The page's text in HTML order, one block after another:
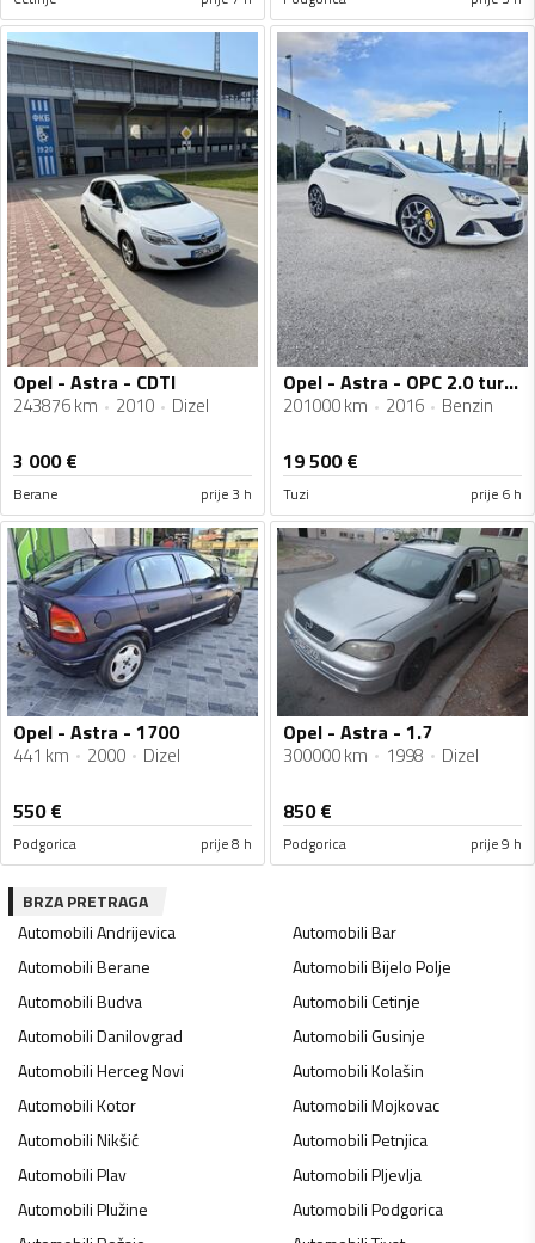
Opel - Astra - CDTI
243876 km 2010 Dizel
3 000€
Berane prije 3 h
Opel - Astra - OPC 2.0 turbo benzin 280ks
201000 km 2016 Benzin
19 500€
Tuzi prije 6 h
Opel - Astra - 1700
441 km 2000 Dizel
550€
Podgorica prije 8 h
Opel - Astra - 1.7
300000 km 1998 Dizel
850€
Podgorica prije 9 h
BRZA PRETRAGA
AutomobiliAndrijevica AutomobiliBar
AutomobiliBerane AutomobiliBijelo Polje
AutomobiliBudva AutomobiliCetinje
AutomobiliDanilovgrad AutomobiliGusinje
AutomobiliHerceg Novi AutomobiliKolašin
AutomobiliKotor AutomobiliMojkovac
AutomobiliNikšić AutomobiliPetnjica
AutomobiliPlav AutomobiliPljevlja
AutomobiliPlužine AutomobiliPodgorica